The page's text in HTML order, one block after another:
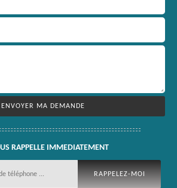
RAPPELLE IMMEDIATEMENT